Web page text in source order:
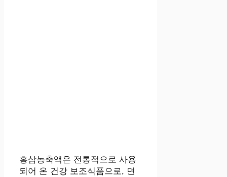
홍삼농축액은 전통적으로 사용
되어 온 건강 보조식품으로, 면